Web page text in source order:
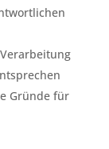
Gründe für